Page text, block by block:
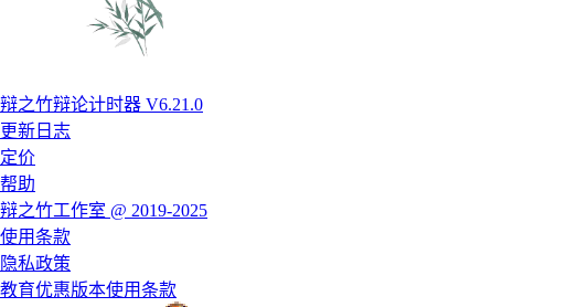
辩之竹辩论计时器 V6.21.0
更新日志
定价
帮助
辩之竹工作室 @ 2019-2025
使用条款
隐私政策
教育优惠版本使用条款